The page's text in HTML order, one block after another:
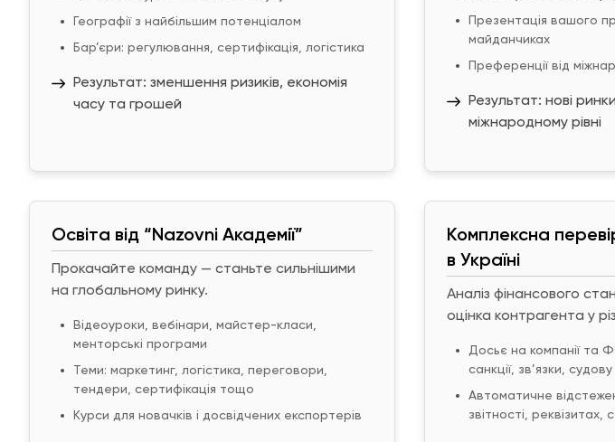
Географії з найбільшим потенціалом
Бар’єри: регулювання, сертифікація, логістика
Результат: зменшення ризиків, економія
часу та грошей
Презентація вашого
майданчиках
Преференції від
Результат: нові
міжнародному рівні
Освіта від “Nazovni Академії”
Прокачайте команду — станьте сильнішими
на глобальному ринку.
Відеоуроки, вебінари, майстер-класи,
менторські програми
Теми: маркетинг, логістика, переговори,
тендери, сертифікація тощо
Курси для новачків і досвідчених експортерів
Комплексна
в Україні
Аналіз фінансового
оцінка контрагента у
Досьє на компанії та
санкції, зв’язки,
Автоматичне
звітності, реквізитах,